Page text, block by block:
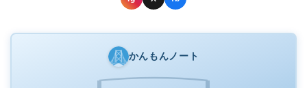
かんもんノート